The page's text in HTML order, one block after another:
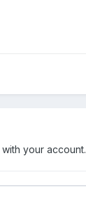
your account.